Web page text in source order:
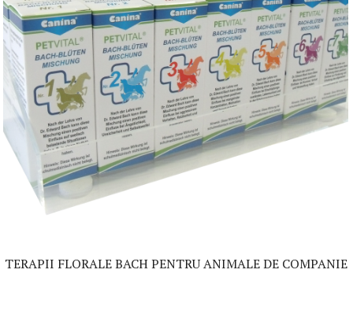
TERAPII FLORALE BACH PENTRU ANIMALE DE COMPANIE